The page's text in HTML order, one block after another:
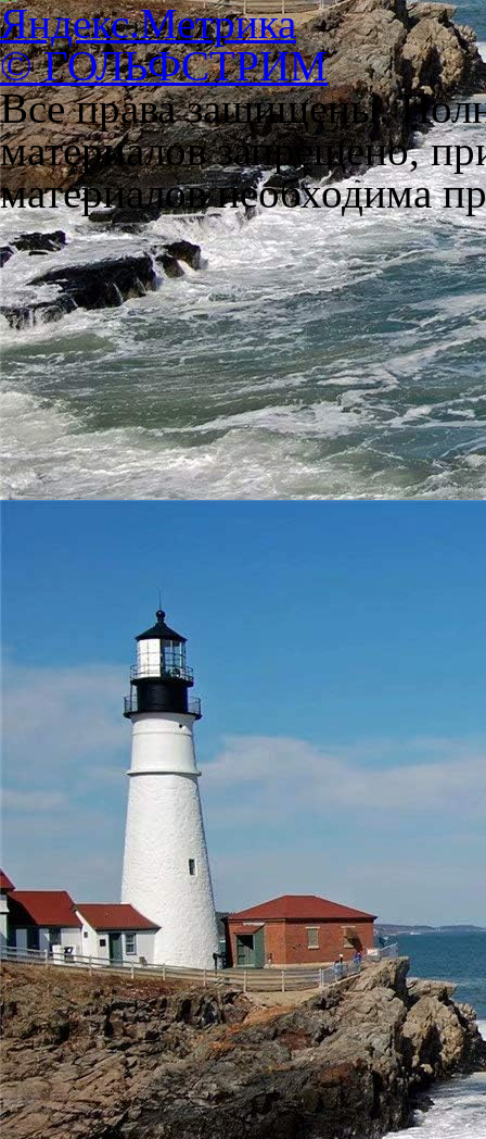
© ГОЛЬФСТРИМ
Все права защищены.
материалов запрещено,
материалов необходима